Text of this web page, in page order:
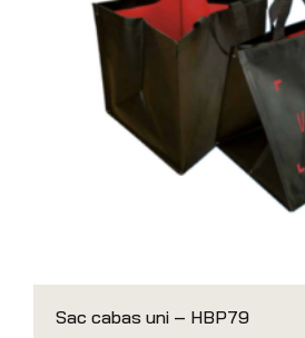
Sac cabas uni – HBP79